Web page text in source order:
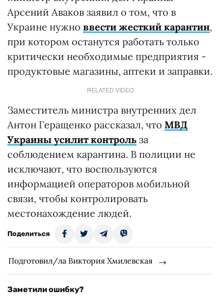
Арсений Аваков заявил о том, что в
Украине нужно ввести жесткий карантин,
при котором останутся работать только
критически необходимые предприятия -
продуктовые магазины, аптеки и заправки.
RELATED VIDEO
Заместитель министра внутренних дел
Антон Геращенко рассказал, что МВД
Украины усилит контроль за
соблюдением карантина. В полиции не
исключают, что воспользуются
информацией операторов мобильной
связи, чтобы контролировать
местонахождение людей.
Поделиться
Подготовил/ла Виктория Хмилевская
Заметили ошибку?